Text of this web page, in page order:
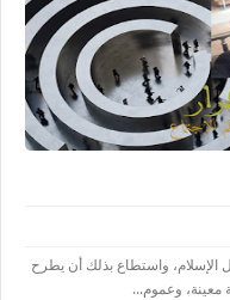
الإسلام، واستطاع بذلك أن يطرح
معينة، وعموم...